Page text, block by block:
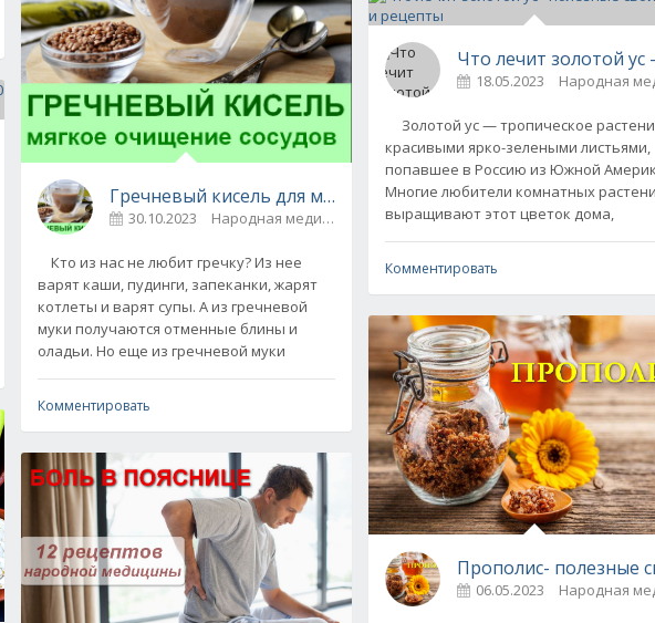
Как быстро вылечить простуду на губах - 10 народных способов
Гречневый кисель для мягкого очищение сосудов
30.10.2023 Народная медицина / Напитки 0
Кто из нас не любит гречку? Из нее
варят каши, пудинги, запеканки, жарят
котлеты и варят супы. А из гречневой
муки получаются отменные блины и
оладьи. Но еще из гречневой муки
Комментировать
Что лечит золотой ус
18.05.2023 Народная
Золотой ус — тропическое
красивыми ярко-зелеными листьями,
попавшее в Россию из Южной
Многие любители комнатных
выращивают этот цветок дома,
Комментировать
Прополис- полезные
06.05.2023 Народная